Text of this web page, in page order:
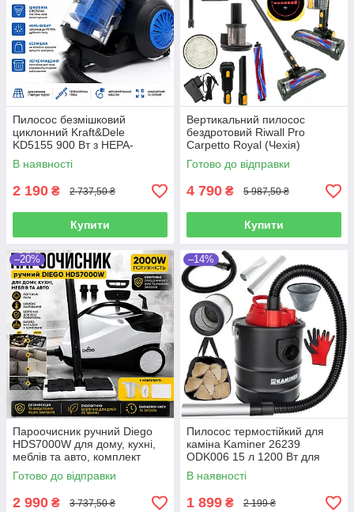
Пилосос безмішковий
циклонний Kraft&Dele
KD5155 900 Вт з HEPA-
фільтром для дому та
квартири
В наявності
2 190 ₴ 2 737,50 ₴
Купити
Вертикальний пилосос
бездротовий Riwall Pro
Carpetto Royal (Чехія)
Готово до відправки
4 790 ₴ 5 987,50 ₴
Купити
–20%
Пароочисник ручний Diego
HDS7000W для дому, кухні,
меблів та авто, комплект
насадок
Готово до відправки
2 990 ₴ 3 737,50 ₴
–14%
Пилосос термостійкий для
каміна Kaminer 26239
ODK006 15 л 1200 Вт для
золи
В наявності
1 899 ₴ 2 199 ₴